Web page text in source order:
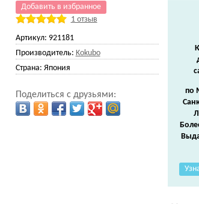
Добавить в избранное
1 отзыв
Артикул: 921181
Производитель: Kokubo
Страна: Япония
Поделиться с друзьями:
по